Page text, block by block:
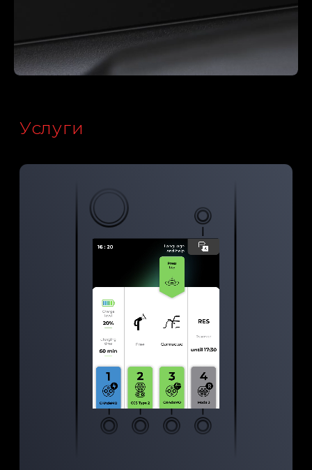
Для платежных терминалов,
банкоматов, касс
самообслуживания,
инфокиосков, валидаторов,
максимально понятные и
современные интерфейсы. Что
бы всем пользователям было
приятно.
Зарядная станция